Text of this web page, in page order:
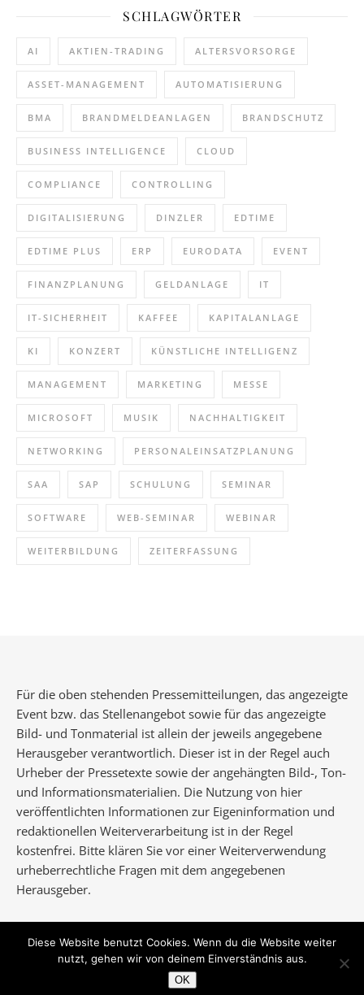
SCHLAGWÖRTER
AI AKTIEN-TRADING ALTERSVORSORGE
ASSET-MANAGEMENT AUTOMATISIERUNG
BMA BRANDMELDEANLAGEN BRANDSCHUTZ
BUSINESS INTELLIGENCE CLOUD
COMPLIANCE CONTROLLING
DIGITALISIERUNG DINZLER EDTIME
EDTIME PLUS ERP EURODATA EVENT
FINANZPLANUNG GELDANLAGE IT
IT-SICHERHEIT KAFFEE KAPITALANLAGE
KI KONZERT KÜNSTLICHE INTELLIGENZ
MANAGEMENT MARKETING MESSE
MICROSOFT MUSIK NACHHALTIGKEIT
NETWORKING PERSONALEINSATZPLANUNG
SAA SAP SCHULUNG SEMINAR
SOFTWARE WEB-SEMINAR WEBINAR
WEITERBILDUNG ZEITERFASSUNG
Für die oben stehenden Pressemitteilungen, das angezeigte
Event bzw. das Stellenangebot sowie für das angezeigte
Bild- und Tonmaterial ist allein der jeweils angegebene
Herausgeber verantwortlich. Dieser ist in der Regel auch
Urheber der Pressetexte sowie der angehängten Bild-, Ton-
und Informationsmaterialien. Die Nutzung von hier
veröffentlichten Informationen zur Eigeninformation und
redaktionellen Weiterverarbeitung ist in der Regel
kostenfrei. Bitte klären Sie vor einer Weiterverwendung
urheberrechtliche Fragen mit dem angegebenen
Herausgeber.
Ashe Theme von
Diese Website benutzt Cookies. Wenn du die Website weiter
nutzt, gehen wir von deinem Einverständnis aus.
OK